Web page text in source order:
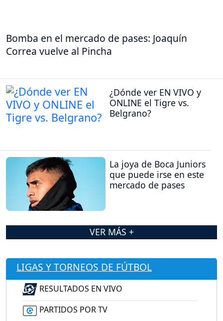
Bomba en el mercado de pases: Joaquín
Correa vuelve al Pincha
¿Dónde ver EN VIVO y
ONLINE el Tigre vs.
Belgrano?
La joya de Boca Juniors
que puede irse en este
mercado de pases
VER MÁS +
LIGAS Y TORNEOS DE FÚTBOL
RESULTADOS EN VIVO
PARTIDOS POR TV